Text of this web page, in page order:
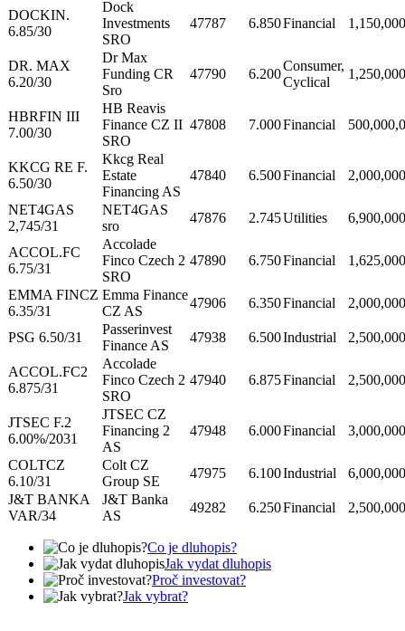
DOCKIN.
6.85/30
Dock
Investments
SRO
47787 6.850Financial
DR. MAX
6.20/30
Dr Max
Funding CR
Sro
47790 6.200
Consumer,
Cyclical
HBRFIN III
7.00/30
HB Reavis
Finance CZ II
SRO
47808 7.000Financial
KKCG RE F.
6.50/30
Kkcg Real
Estate
Financing AS
47840 6.500Financial
NET4GAS
2,745/31
NET4GAS
sro
47876 2.745Utilities
ACCOL.FC
6.75/31
Accolade
Finco Czech 2
SRO
47890 6.750Financial
EMMA FINCZ
6.35/31
Emma Finance
CZ AS
47906 6.350Financial
PSG 6.50/31
Passerinvest
Finance AS
47938 6.500Industrial
ACCOL.FC2
6.875/31
Accolade
Finco Czech 2
SRO
47940 6.875Financial
JTSEC F.2
6.00%/2031
JTSEC CZ
Financing 2
AS
47948 6.000Financial
COLTCZ
6.10/31
Colt CZ
Group SE
47975 6.100Industrial
J&T BANKA
VAR/34
J&T Banka
AS
49282 6.250Financial
Co je dluhopis?
Jak vydat dluhopis
Proč investovat?
Jak vybrat?